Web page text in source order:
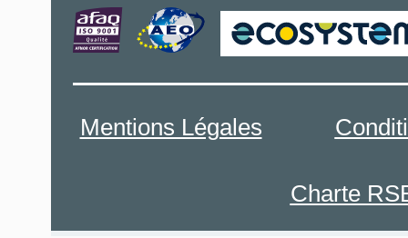
Mentions Légales
Charte